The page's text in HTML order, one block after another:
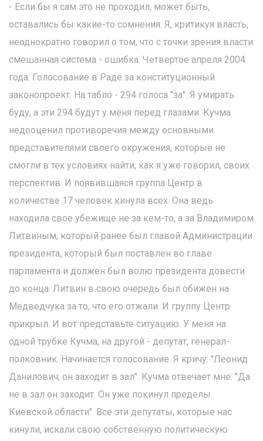
- Если бы я сам это не проходил, может быть,
оставались бы какие-то сомнения. Я, критикуя власть,
неоднократно говорил о том, что с точки зрения власти
смешанная система - ошибка. Четвертое апреля 2004
года. Голосование в Раде за конституционный
законопроект. На табло - 294 голоса "за". Я умирать
буду, а эти 294 будут у меня перед глазами. Кучма
недооценил противоречия между основными
представителями своего окружения, которые не
смогли в тех условиях найти, как я уже говорил, своих
перспектив. И появившаяся группа Центр в
количестве 17 человек кинула всех. Она ведь
находила свое убежище не за кем-то, а за Владимиром
Литвиным, который ранее был главой Администрации
президента, который был поставлен во главе
парламента и должен был волю президента довести
до конца. Литвин в свою очередь был обижен на
Медведчука за то, что его отжали. И группу Центр
прикрыл. И вот представьте ситуацию. У меня на
одной трубке Кучма, на другой - депутат, генерал-
полковник. Начинается голосование. Я кричу: "Леонид
Данилович, он заходит в зал". Кучма отвечает мне: "Да
не в зал он заходит. Он уже покинул пределы
Киевской области". Все эти депутаты, которые нас
кинули, искали свою собственную политическую